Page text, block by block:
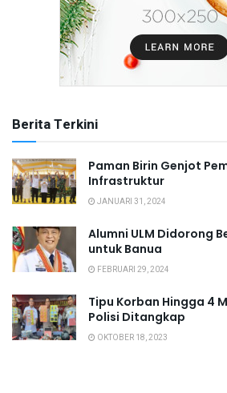
Berita Terkini
Paman Birin Genjot
Infrastruktur
JANUARI 31, 2024
Alumni ULM Didorong
untuk Banua
FEBRUARI 29, 2024
Tipu Korban Hingga 4
Polisi Ditangkap
OKTOBER 18, 2023